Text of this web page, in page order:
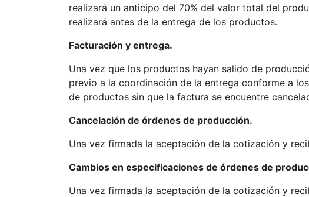
realizará un anticipo del 70% del valor total del
realizará antes de la entrega de los productos.
Facturación y entrega.
Una vez que los productos hayan salido de
previo a la coordinación de la entrega conforme a
de productos sin que la factura se encuentre
Cancelación de órdenes de producción.
Una vez firmada la aceptación de la cotización y
Cambios en especificaciones de órdenes de
Una vez firmada la aceptación de la cotización y